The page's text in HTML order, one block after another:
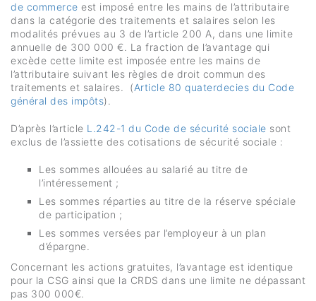
de commerce est imposé entre les mains de l’attributaire
dans la catégorie des traitements et salaires selon les
modalités prévues au 3 de l’article 200 A, dans une limite
annuelle de 300 000 €. La fraction de l’avantage qui
excède cette limite est imposée entre les mains de
l’attributaire suivant les règles de droit commun des
traitements et salaires. (Article 80 quaterdecies du Code
général des impôts).
D’après l’article L.242-1 du Code de sécurité sociale sont
exclus de l’assiette des cotisations de sécurité sociale :
Les sommes allouées au salarié au titre de
l’intéressement ;
Les sommes réparties au titre de la réserve spéciale
de participation ;
Les sommes versées par l’employeur à un plan
d’épargne.
Concernant les actions gratuites, l’avantage est identique
pour la CSG ainsi que la CRDS dans une limite ne dépassant
pas 300 000€.